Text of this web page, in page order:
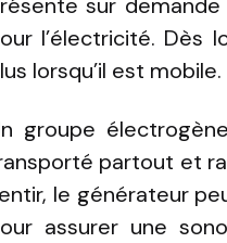
l’électricité. Dès
lorsqu’il est mobile.
groupe
partout et
le générateur
assurer une